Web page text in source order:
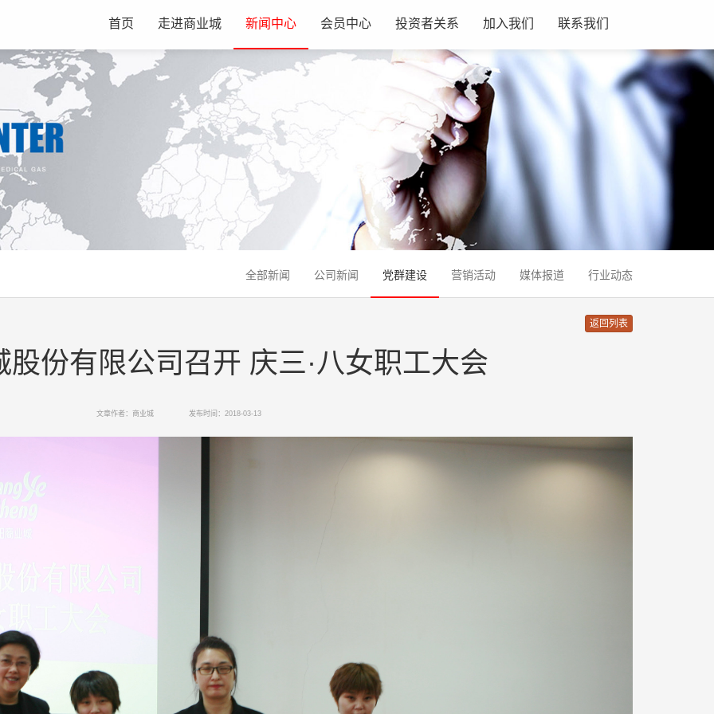
首页 走进商业城 新闻中心 会员中心 投资者关系 加入我们 联系我们
全部新闻 公司新闻 党群建设 营销活动 媒体报道 行业动态
返回列表
股份有限公司召开 庆三·八女职工大会
文章作者：商业城 发布时间：2018-03-13